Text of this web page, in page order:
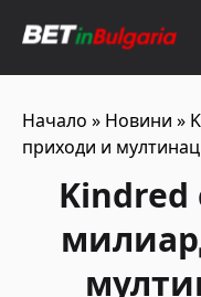
Начало » Новини »
приходи и
Kindred